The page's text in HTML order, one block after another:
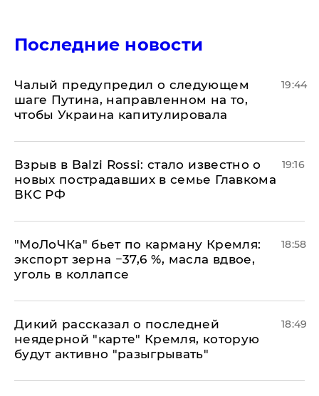
Последние новости
Чалый предупредил о следующем
шаге Путина, направленном на то,
чтобы Украина капитулировала
19:44
Взрыв в Balzi Rossi: стало известно о
новых пострадавших в семье Главкома
ВКС РФ
19:16
​"МоЛоЧКа" бьет по карману Кремля:
экспорт зерна −37,6 %, масла вдвое,
уголь в коллапсе
18:58
Дикий рассказал о последней
неядерной "карте" Кремля, которую
будут активно "разыгрывать"
18:49